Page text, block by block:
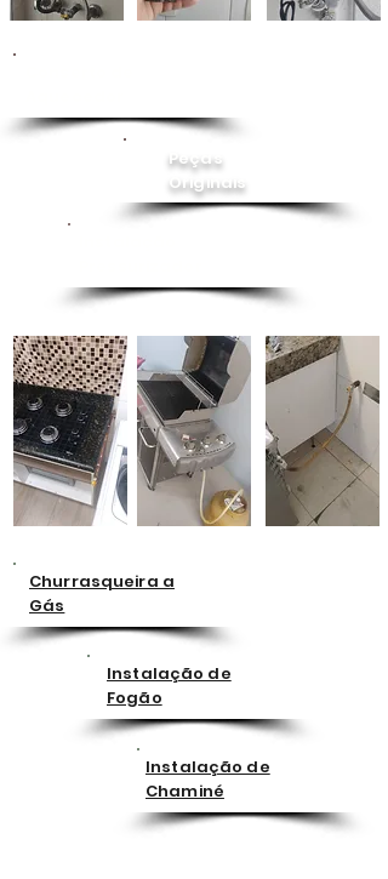
Peças
Originais
Churrasqueira a
Gás
Instalação de
Fogão
Instalação de
Chaminé